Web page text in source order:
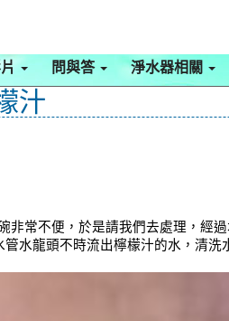
問與答 淨水器相關
汁
常不便，於是請我們去處理，經
水龍頭不時流出檸檬汁的水，清